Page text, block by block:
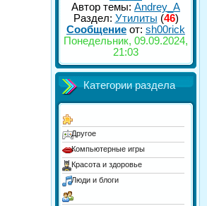
Автор темы: Andrey_A
Раздел: Утилиты (46)
Сообщение от: sh00rick
Понедельник, 09.09.2024,
21:03
Категории раздела
Другое
Компьютерные игры
Красота и здоровье
Люди и блоги
Музыка